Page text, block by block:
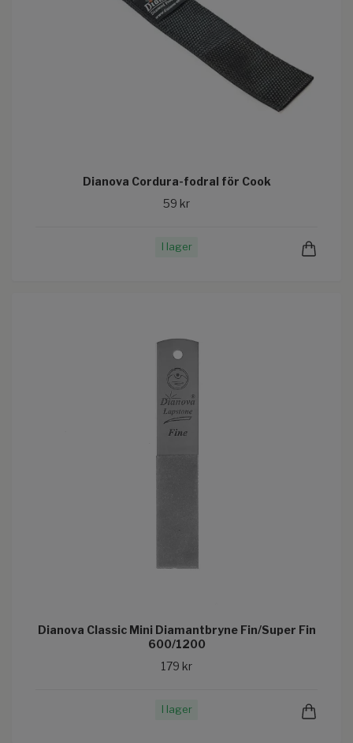
Dianova Cordura-fodral för Cook
59 kr
I lager
Dianova Classic Mini Diamantbryne Fin/Super Fin
600/1200
179 kr
I lager